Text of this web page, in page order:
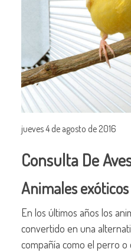
jueves 4 de agosto de 2016
Consulta De
Animales exóticos
En los últimos años los
convertido en una
compañía como el perro o